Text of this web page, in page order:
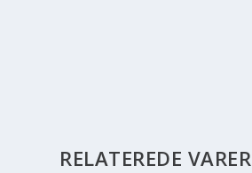
RELATEREDE VARER